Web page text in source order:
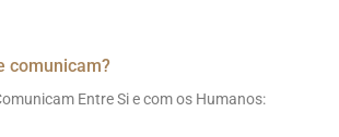
comunicam?
Entre Si e com os Humanos: